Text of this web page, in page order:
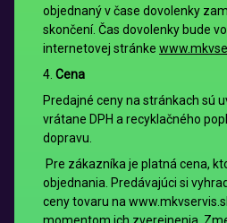
objednaný v čase dovolenky
skončení. Čas dovolenky bude
internetovej stránke
4. Cena
Predajné ceny na stránkach sú
vrátane DPH a recyklačného
dopravu.
Pre zákazníka je platná cena,
objednania. Predávajúci si
ceny tovaru na